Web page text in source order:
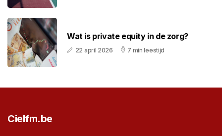
Wat is private equity in de zorg?
22 april 2026 7 min leestijd
Cielfm.be